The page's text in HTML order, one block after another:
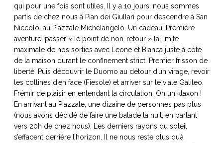
du
ART DE VIVRE ITALIEN
Notre palette
Virtuosa Venezia
qui pour une fois sont utiles. Il y a 10 jours, nous sommes
partis de chez nous à Pian dei Giullari pour descendre à San
Niccolo, au Piazzale Michelangelo. Un cadeau. Première
aventure, passer « le point de non-retour » la limite
maximale de nos sorties avec Leone et Bianca juste à côté
de la maison durant le confinement strict. Premier frisson de
liberté. Puis découvrir le Duomo au détour d’un virage, revoir
les collines d’en face (Fiesole) et arriver sur le viale Galileo.
Frémir de plaisir en entendant la circulation. Oh un klaxon !
En arrivant au Piazzale, une dizaine de personnes pas plus
(nous avons décidé de faire une balade la nuit, en partant
vers 20h de chez nous). Les derniers rayons du soleil
s’effacent derrière l’horizon. Il ne nous reste plus qu’à